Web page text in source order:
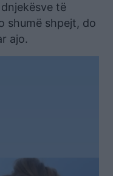
të
shumë shpejt, do
ajo.